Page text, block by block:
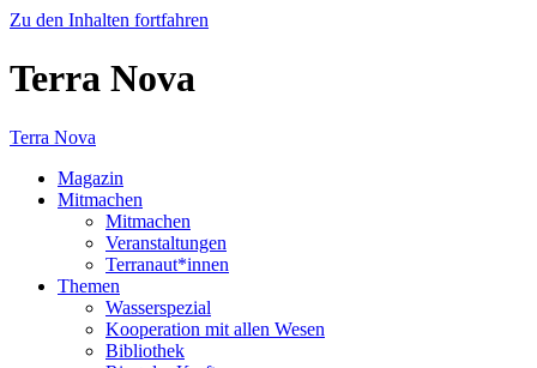
Zu den Inhalten fortfahren
Terra Nova
Terra Nova
Magazin
Mitmachen
Mitmachen
Veranstaltungen
Terranaut*innen
Themen
Wasserspezial
Kooperation mit allen Wesen
Bibliothek